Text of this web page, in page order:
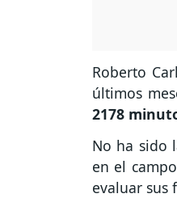
Roberto
últimos
2178
No ha sido
en el
evaluar sus